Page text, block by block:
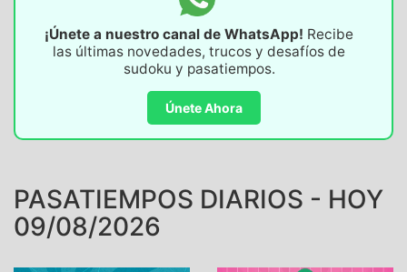
¡Únete a nuestro canal de WhatsApp! Recibe
las últimas novedades, trucos y desafíos de
sudoku y pasatiempos.
Únete Ahora
PASATIEMPOS DIARIOS - HOY
09/08/2026